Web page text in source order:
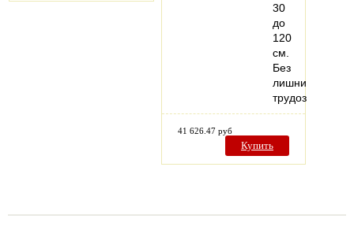
30
до
120
см.
Без
лишних
трудозатрат…
41 626.47 руб
Купить